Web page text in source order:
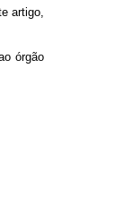
artigo,
órgão